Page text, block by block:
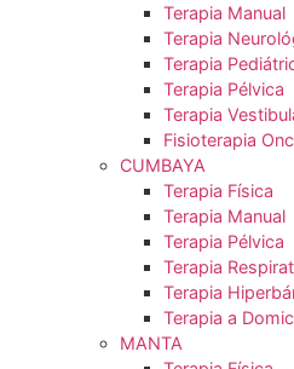
Terapia
VALLE DE LOS
Terapia
Terapia
Terapia
Terapia
Terapia
Terapia
Fisioterapia
CUMBAYA
Terapia
Terapia
Terapia